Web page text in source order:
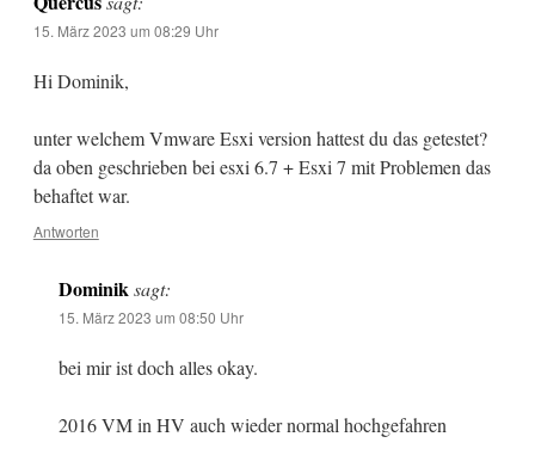
15. März 2023 um 08:29 Uhr
Hi Dominik,
unter welchem Vmware Esxi version hattest du das getestet?
da oben geschrieben bei esxi 6.7 + Esxi 7 mit Problemen das
behaftet war.
Antworten
Dominik sagt:
15. März 2023 um 08:50 Uhr
bei mir ist doch alles okay.
2016 VM in HV auch wieder normal hochgefahren